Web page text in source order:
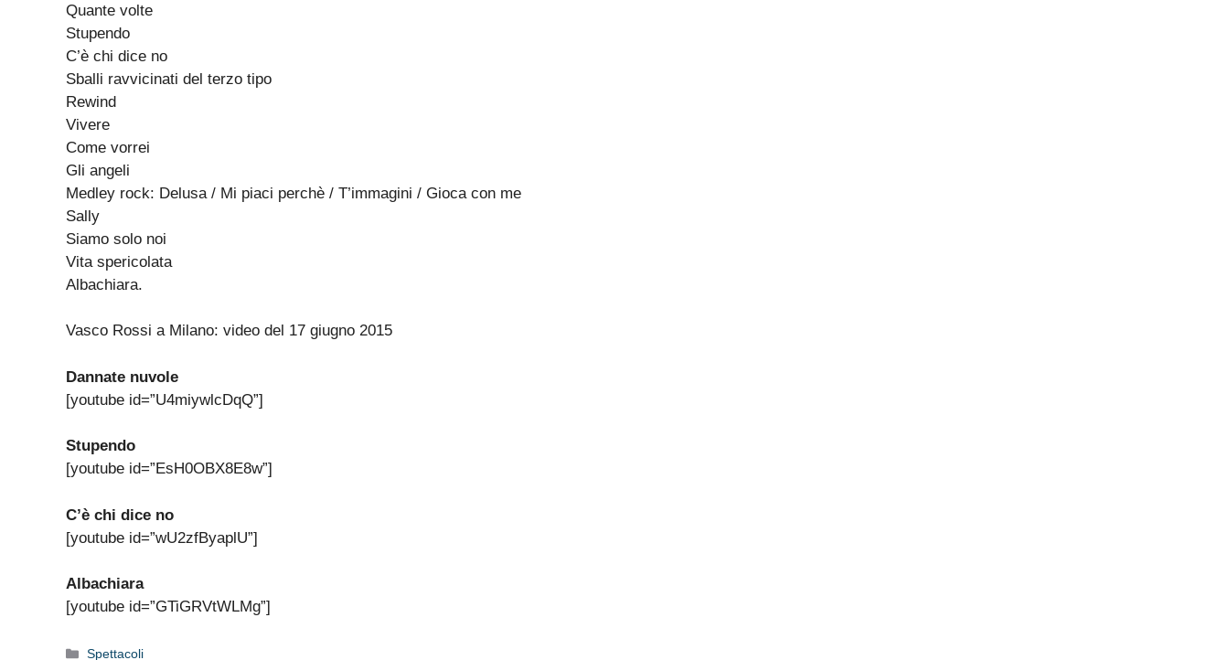
Quante volte
Stupendo
C’è chi dice no
Sballi ravvicinati del terzo tipo
Rewind
Vivere
Come vorrei
Gli angeli
Medley rock: Delusa / Mi piaci perchè / T’immagini / Gioca con me
Sally
Siamo solo noi
Vita spericolata
Albachiara.
Vasco Rossi a Milano: video del 17 giugno 2015
Dannate nuvole
[youtube id=”U4miywlcDqQ”]
Stupendo
[youtube id=”EsH0OBX8E8w”]
C’è chi dice no
[youtube id=”wU2zfByaplU”]
Albachiara
[youtube id=”GTiGRVtWLMg”]
Categorie
Spettacoli